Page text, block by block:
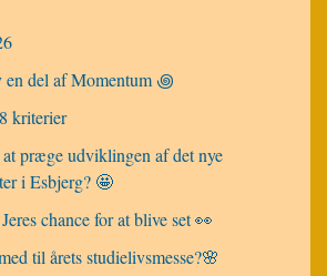
del af Momentum ꩜
kriterier
præge udviklingen af det nye
i Esbjerg? 🤩
chance for at blive set 👀
til årets studielivsmesse?🌸